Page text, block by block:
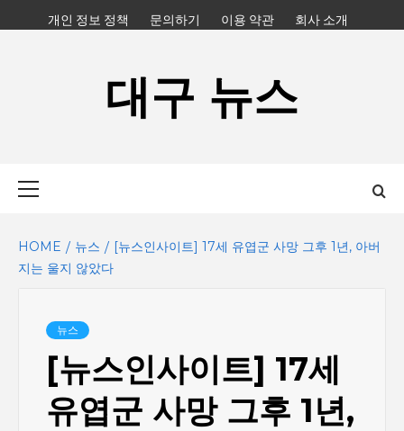
to
개인 정보 정책 문의하기 이용 약관 회사 소개
대구 뉴스
HOME 뉴스
[뉴스인사이트] 17세 유엽군 사망 그후 1년, 아버
지는 울지 않았다
뉴스
[뉴스인사이트] 17세
유엽군 사망 그후 1년,